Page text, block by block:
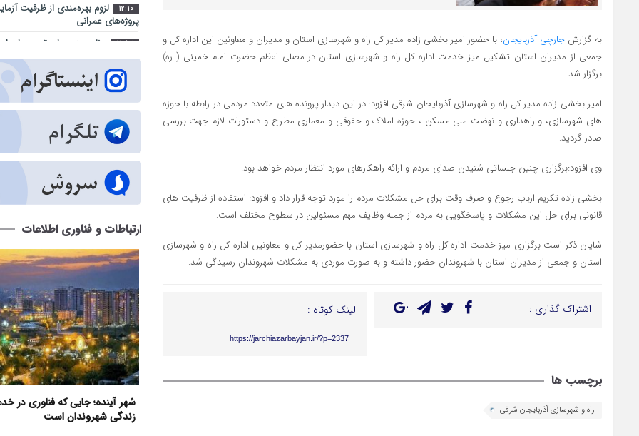
به گزارشجارچی آذربایجان، با حضور امیر بخشی زاده مدیر کل راه و شهرسازی استان و مدیران و معاونین این اداره کل و
جمعی از مدیران استان تشکیل میز خدمت اداره کل راه و شهرسازی استان در مصلی اعظم حضرت امام خمینی ( ره)
برگزار شد.
امیر بخشی زاده مدیر کل راه و شهرسازی آذربایجان شرقی افزود: در این دیدار پرونده های متعدد مردمی در رابطه با حوزه
های شهرسازی، و راهداری و نهضت ملی مسکن ، حوزه‌ املاک و حقوقی و معماری مطرح و دستورات لازم جهت بررسی
صادر گردید.
وی افزود:برگزاری چنین جلساتی شنیدن صدای مردم و ارائه راهکارهای مورد انتظار مردم خواهد بود.
بخشی زاده تکریم ارباب رجوع و صرف وقت برای حل مشکلات مردم را مورد توجه قرار داد و افزود: استفاده از ظرفیت های
قانونی برای حل این مشکلات و پاسخگویی به مردم از جمله وظایف مهم مسئولین در سطوح مختلف است.
شایان ذکر است برگزاری میز خدمت اداره کل راه و شهرسازی استان با حضورمدیر کل و معاونین اداره کل راه و شهرسازی
استان و جمعی از مدیران استان با شهروندان حضور داشته و به صورت موردی به مشکلات شهروندان رسیدگی شد.
اشتراک گذاری : لینک کوتاه :
https://jarchiazarbayjan.ir/?p=2337
برچسب ها
راه و شهرسازی آذربایجان شرقی
12:10
لزوم بهره‌مندی از ظرفیت
پروژه‌های عمرانی
11:52
برنامه‌ریزی برای تسریع
خدماتی سوسنگرد
14:35
کارنامه یک‌ساله بهزیستی
مسکن و اشتغال تا کاهش آسیب‌های
9:23
شهر آینده؛ جایی که فناوری
زندگی شهروندان است
اراضی راه آهن در محدوده
ساماندهی می شود
14:41
عبور از بحران جنگ در سایه
ارکان حکومت میسر شد
هفته دولت به بهره ‌برداری می‌ رسد
12:29
تبریز زیر فشار گرما و
درباره روزهای سرنوشت‌ساز تابستان
11:27 جهاد خدمت در محلات
10:36
اطلاع‌رسانی درست و حرفه‌ای
بحران، موجب آرامش افکار عمومی
11:48
مرکز خدماتی و رفاهی جدید
راه اندازی می شود
10:30
افزایش محدوده تردد
استان‌های شمال و شمال‌غرب کشور
9:27
دنبال می‌شود
ارتباطات و فناوری اطلاعات
شهر آینده؛ جایی که فناوری در
زندگی شهروندان است